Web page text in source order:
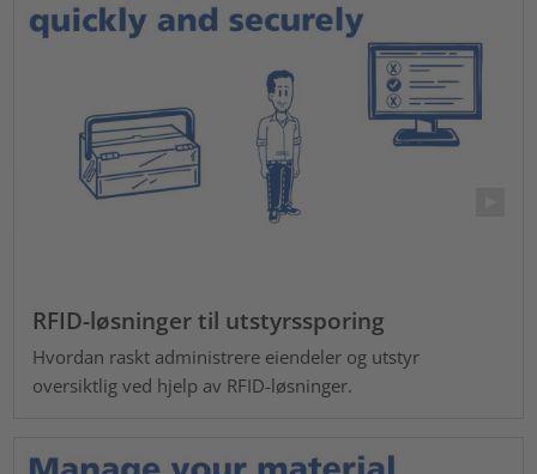
RFID-løsninger til utstyrssporing
Hvordan raskt administrere eiendeler og utstyr
oversiktlig ved hjelp av RFID-løsninger.